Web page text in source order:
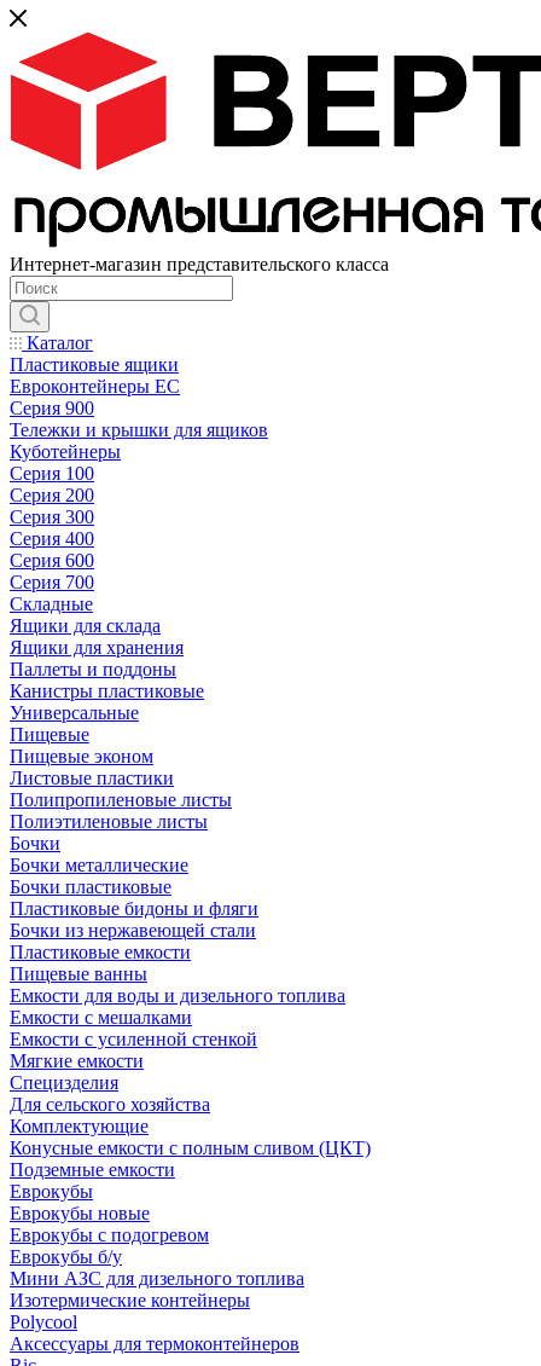
Интернет-магазин представительского класса
Каталог
Пластиковые ящики
Евроконтейнеры ЕС
Серия 900
Тележки и крышки для ящиков
Куботейнеры
Серия 100
Серия 200
Серия 300
Серия 400
Серия 600
Серия 700
Складные
Ящики для склада
Ящики для хранения
Паллеты и поддоны
Канистры пластиковые
Универсальные
Пищевые
Пищевые эконом
Листовые пластики
Полипропиленовые листы
Полиэтиленовые листы
Бочки
Бочки металлические
Бочки пластиковые
Пластиковые бидоны и фляги
Бочки из нержавеющей стали
Пластиковые емкости
Пищевые ванны
Емкости для воды и дизельного топлива
Емкости с мешалками
Емкости с усиленной стенкой
Мягкие емкости
Специзделия
Для сельского хозяйства
Комплектующие
Конусные емкости с полным сливом (ЦКТ)
Подземные емкости
Еврокубы
Еврокубы новые
Еврокубы с подогревом
Еврокубы б/у
Мини АЗС для дизельного топлива
Изотермические контейнеры
Polycool
Аксессуары для термоконтейнеров